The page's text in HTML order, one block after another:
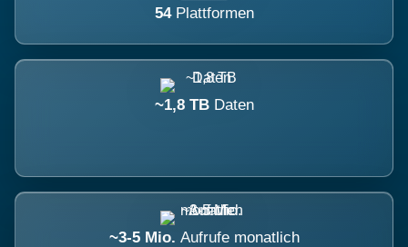
54 Plattformen
~1,8 TB Daten
~3-5 Mio. Aufrufe monatlich